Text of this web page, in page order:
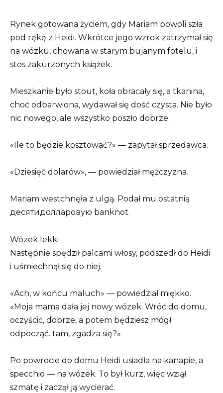
Rynek gotowana życiem, gdy Mariam powoli szła
pod rękę z Heidi. Wkrótce jego wzrok zatrzymał się
na wózku, chowana w starym bujanym fotelu, i
stos zakurzonych książek.
Mieszkanie było stout, koła obracały się, a tkanina,
choć odbarwiona, wydawał się dość czysta. Nie było
nic nowego, ale wszystko poszło dobrze.
«Ile to będzie kosztować?» — zapytał sprzedawca.
«Dziesięć dolarów», — powiedział mężczyzna.
Mariam westchnęła z ulgą. Podał mu ostatnią
десятидолларовую banknot.
Wózek lekki
Następnie spędził palcami włosy, podszedł do Heidi
i uśmiechnął się do niej.
«Ach, w końcu maluch» — powiedział miękko.
«Moja mama dała jej nowy wózek. Wróć do domu,
oczyścić, dobrze, a potem będziesz mógł
odpocząć. tam, zgadza się?»
Po powrocie do domu Heidi usiadła na kanapie, a
specchio — na wózek. To był kurz, więc wziął
szmatę i zaczął ją wycierać.